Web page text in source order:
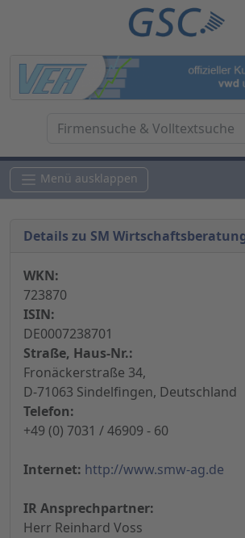
Menü ausklappen
Details zu SM
WKN:
723870
ISIN:
DE0007238701
Straße, Haus-Nr.:
Fronäckerstraße 34,
D-71063 Sindelfingen, Deutschland
Telefon:
+49 (0) 7031 / 46909 - 60
Internet: http://www.smw-ag.de
IR Ansprechpartner:
Herr Reinhard Voss